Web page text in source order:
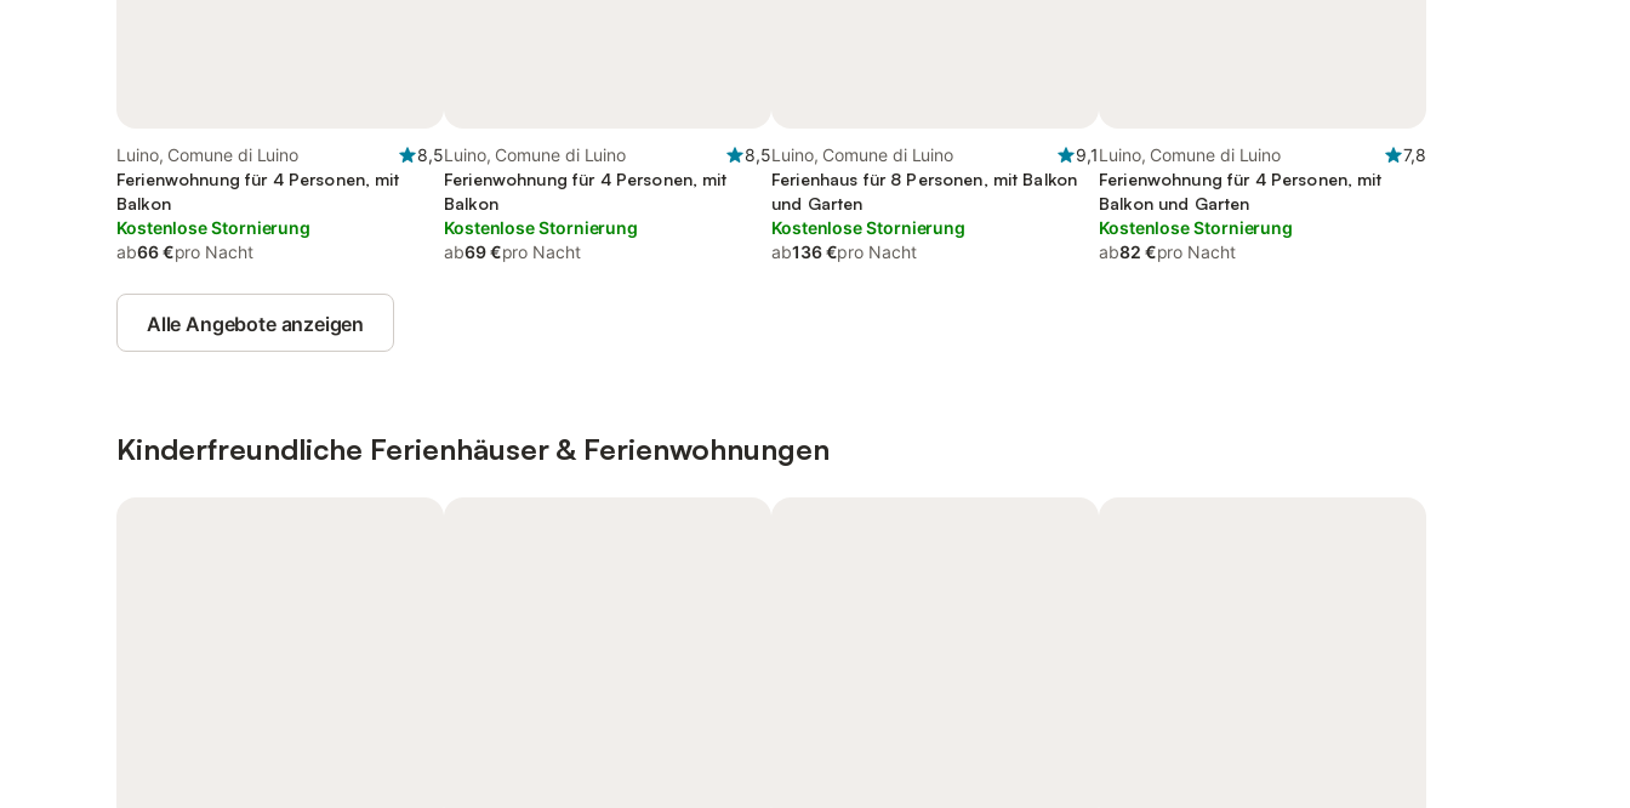
Luino, Comune di Luino
8,5
Ferienwohnung für 4 Personen, mit
Balkon
Kostenlose Stornierung
ab66 €pro Nacht
Luino, Comune di Luino
8,5
Ferienwohnung für 4 Personen, mit
Balkon
Kostenlose Stornierung
ab69 €pro Nacht
Luino, Comune di Luino
9,1
Ferienhaus für 8 Personen, mit Balkon
und Garten
Kostenlose Stornierung
ab136 €pro Nacht
Luino, Comune di Luino
7,8
Ferienwohnung für 4 Personen, mit
Balkon und Garten
Kostenlose Stornierung
ab82 €pro Nacht
Alle Angebote anzeigen
Kinderfreundliche Ferienhäuser & Ferienwohnungen